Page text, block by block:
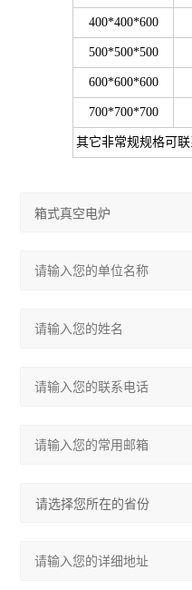
400*400*600
500*500*500
600*600*600
700*700*700
其它非常规规格可